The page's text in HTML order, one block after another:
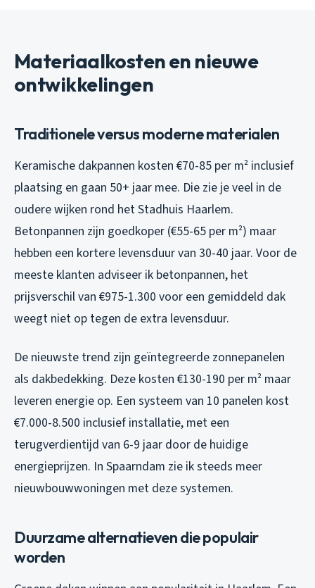
Materiaalkosten en nieuwe
ontwikkelingen
Traditionele versus moderne materialen
Keramische dakpannen kosten €70-85 per m² inclusief
plaatsing en gaan 50+ jaar mee. Die zie je veel in de
oudere wijken rond het Stadhuis Haarlem.
Betonpannen zijn goedkoper (€55-65 per m²) maar
hebben een kortere levensduur van 30-40 jaar. Voor de
meeste klanten adviseer ik betonpannen, het
prijsverschil van €975-1.300 voor een gemiddeld dak
weegt niet op tegen de extra levensduur.
De nieuwste trend zijn geïntegreerde zonnepanelen
als dakbedekking. Deze kosten €130-190 per m² maar
leveren energie op. Een systeem van 10 panelen kost
€7.000-8.500 inclusief installatie, met een
terugverdientijd van 6-9 jaar door de huidige
energieprijzen. In Spaarndam zie ik steeds meer
nieuwbouwwoningen met deze systemen.
Duurzame alternatieven die populair
worden